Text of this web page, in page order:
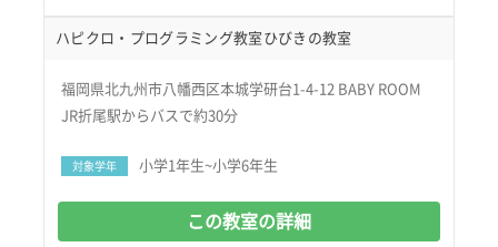
ハピクロ・プログラミング教室ひびきの教室
福岡県北九州市八幡西区本城学研台1-4-12 BABY ROOM
JR折尾駅からバスで約30分
対象学年 小学1年生~小学6年生
この教室の詳細